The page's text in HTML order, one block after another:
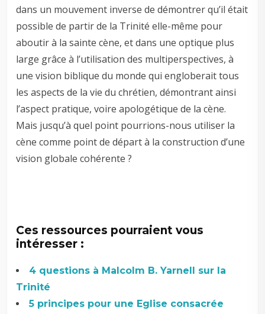
dans un mouvement inverse de démontrer qu’il était
possible de partir de la Trinité elle-même pour
aboutir à la sainte cène, et dans une optique plus
large grâce à l’utilisation des multiperspectives, à
une vision biblique du monde qui engloberait tous
les aspects de la vie du chrétien, démontrant ainsi
l’aspect pratique, voire apologétique de la cène.
Mais jusqu’à quel point pourrions-nous utiliser la
cène comme point de départ à la construction d’une
vision globale cohérente ?
Ces ressources pourraient vous
intéresser :
4 questions à Malcolm B. Yarnell sur la
Trinité
5 principes pour une Eglise consacrée